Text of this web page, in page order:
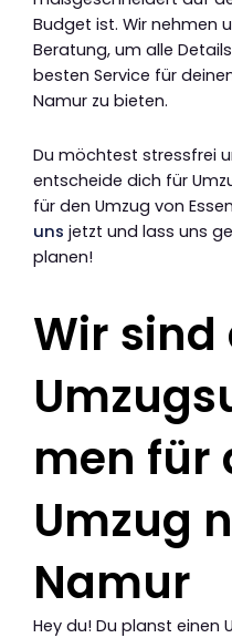
Budget ist. Wir nehmen
Beratung, um alle
besten Service für
Namur zu bieten.
Du möchtest stressfrei
entscheide dich für
für den Umzug von
uns jetzt und lass uns
planen!
Wir sind
men für
Umzug
Namur
Hey du! Du planst einen